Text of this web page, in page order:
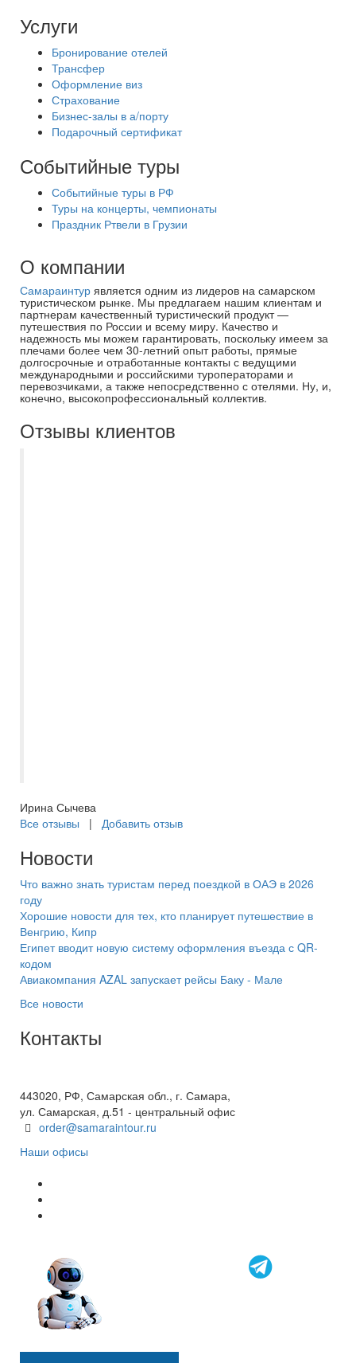
Услуги
Бронирование отелей
Трансфер
Оформление виз
Страхование
Бизнес-залы в а/порту
Подарочный сертификат
Событийные туры
Событийные туры в РФ
Туры на концерты, чемпионаты
Праздник Ртвели в Грузии
О компании
Самараинтур является одним из лидеров на самарском
туристическом рынке. Мы предлагаем нашим клиентам и
партнерам качественный туристический продукт —
путешествия по России и всему миру. Качество и
надежность мы можем гарантировать, поскольку имеем за
плечами более чем 30-летний опыт работы, прямые
долгосрочные и отработанные контакты с ведущими
международными и российскими туроператорами и
перевозчиками, а также непосредственно с отелями. Ну, и,
конечно, высокопрофессиональный коллектив.
Отзывы клиентов
Ирина Сычева
Все отзывы | Добавить отзыв
Новости
Что важно знать туристам перед поездкой в ОАЭ в 2026
году
Хорошие новости для тех, кто планирует путешествие в
Венгрию, Кипр
Египет вводит новую систему оформления въезда с QR-
кодом
Авиакомпания AZAL запускает рейсы Баку - Мале
Все новости
Контакты
443020, РФ, Самарская обл., г. Самара,
ул. Самарская, д.51 - центральный офис
order@samaraintour.ru
Наши офисы